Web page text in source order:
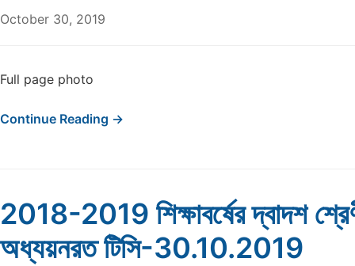
October 30, 2019
Full page photo
Continue Reading →
2018-2019 শিক্ষাবর্ষের দ্বাদশ
অধ্যয়নরত টিসি-30.10.2019